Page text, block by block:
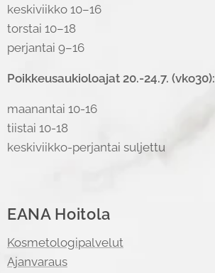
keskiviikko 10–16
torstai 10–18
perjantai 9–16
Poikkeusaukioloajat 20.-24.7. (vko30):
maanantai 10-16
tiistai 10-18
keskiviikko-perjantai suljettu
EANA Hoitola
Kosmetologipalvelut
Ajanvaraus